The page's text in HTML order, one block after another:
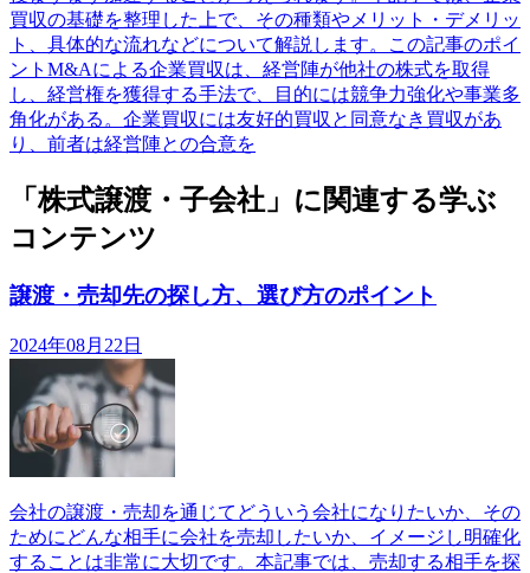
買収の基礎を整理した上で、その種類やメリット・デメリッ
ト、具体的な流れなどについて解説します。この記事のポイ
ントM&Aによる企業買収は、経営陣が他社の株式を取得
し、経営権を獲得する手法で、目的には競争力強化や事業多
角化がある。企業買収には友好的買収と同意なき買収があ
り、前者は経営陣との合意を
「株式譲渡・子会社」に関連する学ぶ
コンテンツ
譲渡・売却先の探し方、選び方のポイント
2024年08月22日
会社の譲渡・売却を通じてどういう会社になりたいか、その
ためにどんな相手に会社を売却したいか、イメージし明確化
することは非常に大切です。本記事では、売却する相手を探